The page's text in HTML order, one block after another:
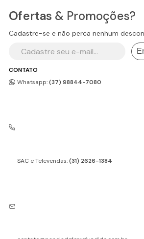
CONTATO
Whatsapp:(37) 98844-7080
SAC e Televendas:(31) 2626-1384
Ofertas & Promoções?
Cadastre-se e não perca nenhum